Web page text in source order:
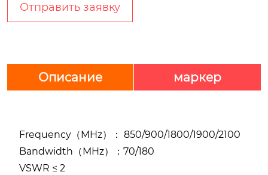
Отправить заявку
Описание маркер
Frequency（MHz）： 850/900/1800/1900/2100
Bandwidth（MHz）：70/180
VSWR ≤ 2